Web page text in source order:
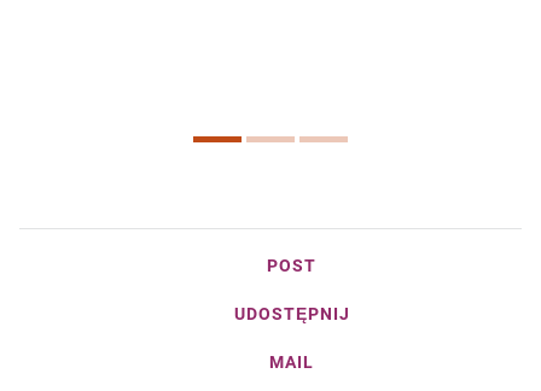
POST
UDOSTĘPNIJ
MAIL